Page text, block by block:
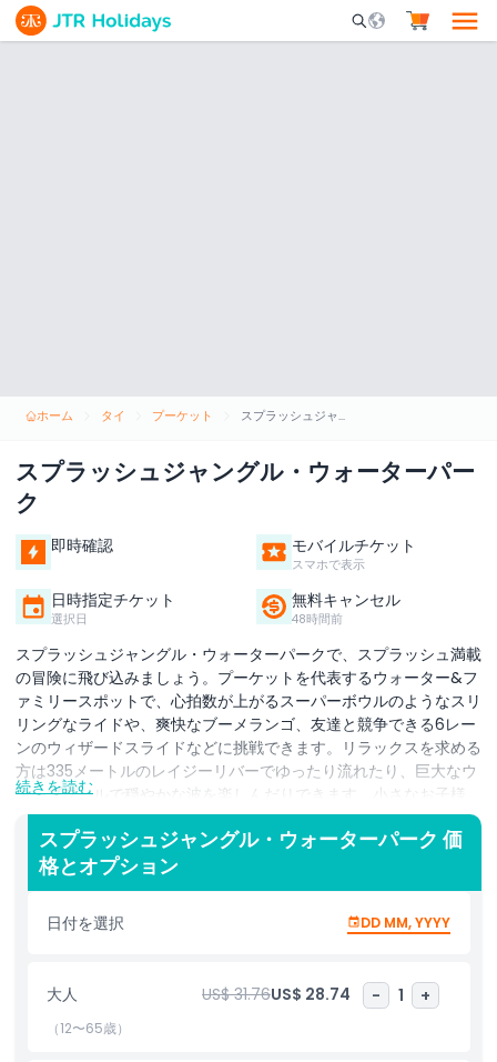
Mobile Search
ホーム タイ プーケット スプラッシュジャングル・ウォーターパーク
スプラッシュジャングル・ウォーターパー
ク
即時確認 モバイルチケット
スマホで表示
日時指定チケット
選択日
無料キャンセル
48時間前
スプラッシュジャングル・ウォーターパークで、スプラッシュ満載
の冒険に飛び込みましょう。プーケットを代表するウォーター&フ
ァミリースポットで、心拍数が上がるスーパーボウルのようなスリ
リングなライドや、爽快なブーメランゴ、友達と競争できる6レー
ンのウィザードスライドなどに挑戦できます。リラックスを求める
方は335メートルのレイジーリバーでゆったり流れたり、巨大なウ
ェーブプールで穏やかな波を楽しんだりできます。小さなお子様
は、遊び心あふれるスライドやウォータースプレーがいっぱいのカ
ラフルなアクアプレイプールに大喜びします。インカの神秘やエキ
ゾチックなアジア、北ヨーロッパの氷の世界、アフリカの大平原ま
で、世界を旅するような6つのユニークなテーマゾーンを探検でき
ます。イグルーサウナで至福のひとときを味わったり、温泉プール
でくつろいだりすることも可能です。プライベートカバナを借りて
れた監視員（ライフガード）が安心して楽しめる環境を提供しま
す。園内の各種スタンドで美味しい軽食や冷たいドリンクを楽し
め、キャッシュレス決済システムでスムーズにお支払いできます。
続きを読む
スプラッシュジャングル・ウォーターパーク 価
格とオプション
日付を選択 DD MM, YYYY
大人 US$ 31.76US$ 28.74 - 1 +
（12〜65歳）